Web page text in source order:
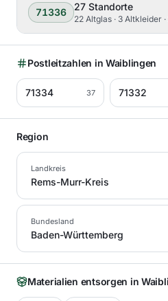
71336 27 Standorte
22 Altglas · 3 Altkleider
Postleitzahlen in Waiblingen
71334 37 71332
Region
Landkreis
Rems-Murr-Kreis
Bundesland
Baden-Württemberg
Materialien entsorgen in